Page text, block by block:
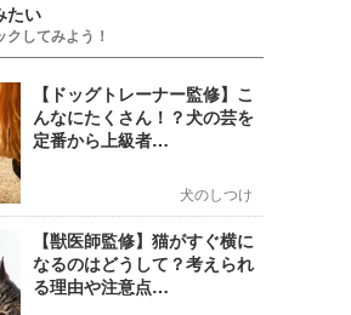
たい
してみよう！
【ドッグトレーナー監修】こ
んなにたくさん！？犬の芸を
定番から上級者…
犬のしつけ
【獣医師監修】猫がすぐ横に
なるのはどうして？考えられ
る理由や注意点…